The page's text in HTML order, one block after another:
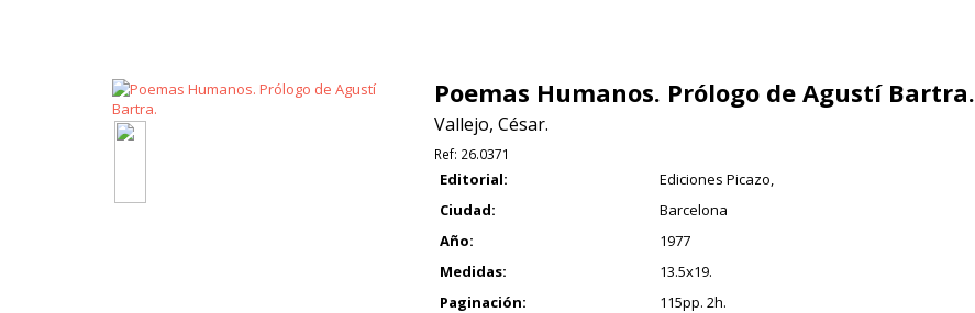
Poemas Humanos. Prólogo de Agustí Bartra.
Vallejo, César.
Ref: 26.0371
Editorial:
Ediciones Picazo,
Ciudad:
Barcelona
Año:
1977
Medidas:
13.5x19.
Paginación:
115pp. 2h.